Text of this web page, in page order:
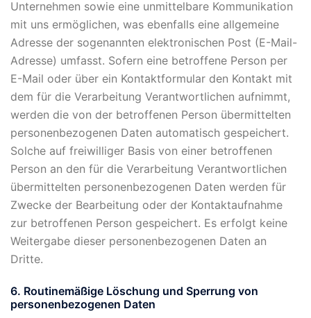
Unternehmen sowie eine unmittelbare Kommunikation
mit uns ermöglichen, was ebenfalls eine allgemeine
Adresse der sogenannten elektronischen Post (E-Mail-
Adresse) umfasst. Sofern eine betroffene Person per
E-Mail oder über ein Kontaktformular den Kontakt mit
dem für die Verarbeitung Verantwortlichen aufnimmt,
werden die von der betroffenen Person übermittelten
personenbezogenen Daten automatisch gespeichert.
Solche auf freiwilliger Basis von einer betroffenen
Person an den für die Verarbeitung Verantwortlichen
übermittelten personenbezogenen Daten werden für
Zwecke der Bearbeitung oder der Kontaktaufnahme
zur betroffenen Person gespeichert. Es erfolgt keine
Weitergabe dieser personenbezogenen Daten an
Dritte.
6. Routinemäßige Löschung und Sperrung von
personenbezogenen Daten